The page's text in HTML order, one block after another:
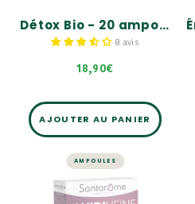
Détox Bio - 20 ampoules
8 avis
18,90€
Complétée par un trio de
bourgeons Bio et cueillis
AJOUTER AU PANIER
AMPOULES
CIRCULATION